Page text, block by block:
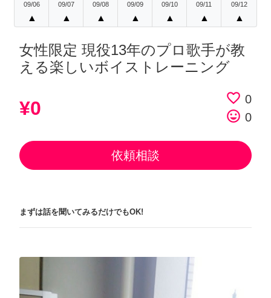
09/06
▲
09/07
▲
09/08
▲
09/09
▲
09/10
▲
09/11
▲
09/12
▲
女性限定 現役13年のプロ歌手が教
える楽しいボイストレーニング
¥0 favorite_border 0
tag_faces 0
依頼相談
まずは話を聞いてみるだけでもOK!